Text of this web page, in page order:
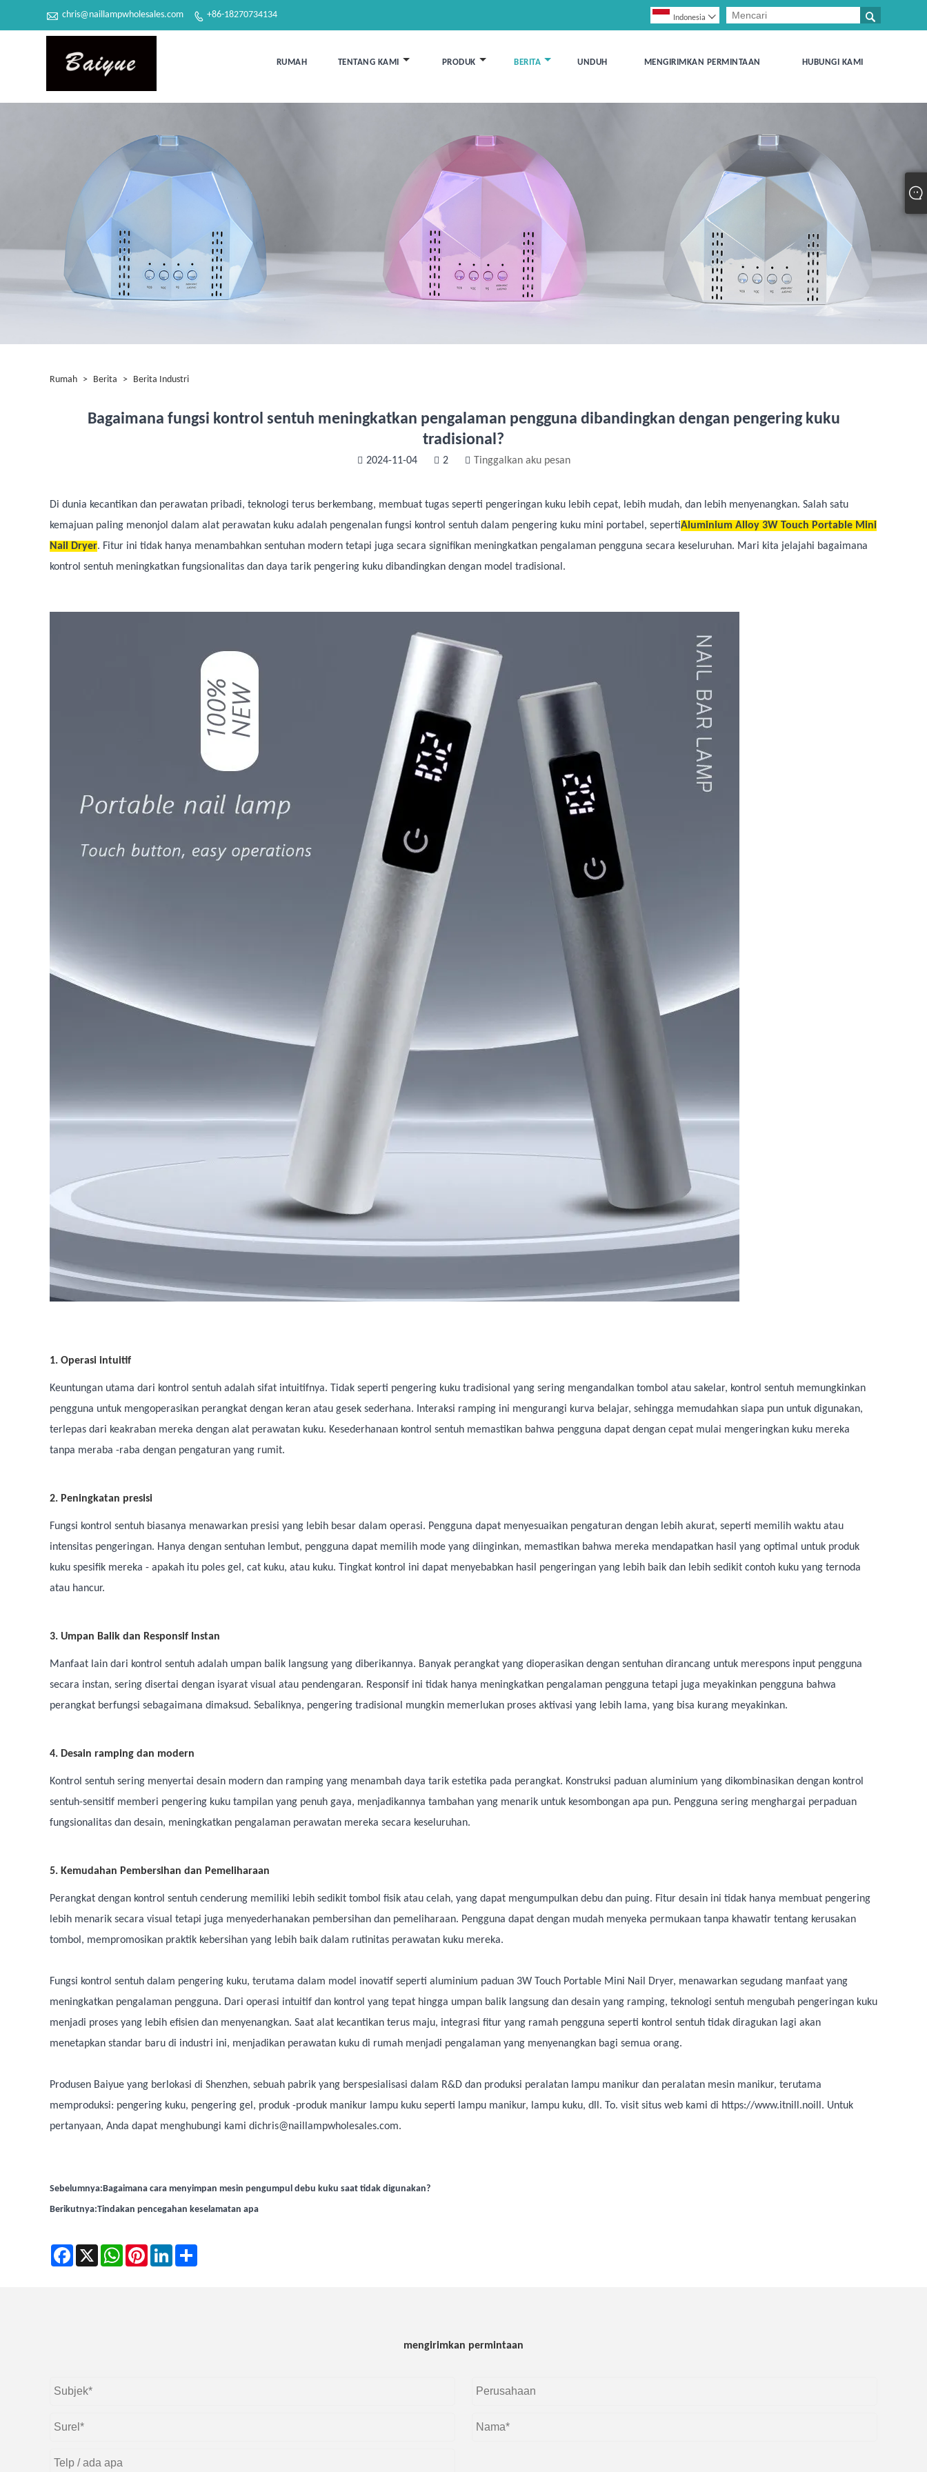
 chris@naillampwholesales.com  +86-18270734134 
Indonesia 
RUMAH TENTANG KAMI PRODUK BERITA UNDUH MENGIRIMKAN PERMINTAAN HUBUNGI KAMI
Rumah > Berita > Berita Industri
Bagaimana fungsi kontrol sentuh meningkatkan pengalaman pengguna dibandingkan dengan pengering kuku
tradisional?
2024-11-04 2 Tinggalkan aku pesan
Di dunia kecantikan dan perawatan pribadi, teknologi terus berkembang, membuat tugas seperti pengeringan kuku lebih cepat, lebih mudah, dan lebih menyenangkan. Salah satu
kemajuan paling menonjol dalam alat perawatan kuku adalah pengenalan fungsi kontrol sentuh dalam pengering kuku mini portabel, sepertiAluminium Alloy 3W Touch Portable Mini
Nail Dryer. Fitur ini tidak hanya menambahkan sentuhan modern tetapi juga secara signifikan meningkatkan pengalaman pengguna secara keseluruhan. Mari kita jelajahi bagaimana
kontrol sentuh meningkatkan fungsionalitas dan daya tarik pengering kuku dibandingkan dengan model tradisional.
1. Operasi intuitif
Keuntungan utama dari kontrol sentuh adalah sifat intuitifnya. Tidak seperti pengering kuku tradisional yang sering mengandalkan tombol atau sakelar, kontrol sentuh memungkinkan
pengguna untuk mengoperasikan perangkat dengan keran atau gesek sederhana. Interaksi ramping ini mengurangi kurva belajar, sehingga memudahkan siapa pun untuk digunakan,
terlepas dari keakraban mereka dengan alat perawatan kuku. Kesederhanaan kontrol sentuh memastikan bahwa pengguna dapat dengan cepat mulai mengeringkan kuku mereka
tanpa meraba -raba dengan pengaturan yang rumit.
2. Peningkatan presisi
Fungsi kontrol sentuh biasanya menawarkan presisi yang lebih besar dalam operasi. Pengguna dapat menyesuaikan pengaturan dengan lebih akurat, seperti memilih waktu atau
intensitas pengeringan. Hanya dengan sentuhan lembut, pengguna dapat memilih mode yang diinginkan, memastikan bahwa mereka mendapatkan hasil yang optimal untuk produk
kuku spesifik mereka - apakah itu poles gel, cat kuku, atau kuku. Tingkat kontrol ini dapat menyebabkan hasil pengeringan yang lebih baik dan lebih sedikit contoh kuku yang ternoda
atau hancur.
3. Umpan Balik dan Responsif Instan
Manfaat lain dari kontrol sentuh adalah umpan balik langsung yang diberikannya. Banyak perangkat yang dioperasikan dengan sentuhan dirancang untuk merespons input pengguna
secara instan, sering disertai dengan isyarat visual atau pendengaran. Responsif ini tidak hanya meningkatkan pengalaman pengguna tetapi juga meyakinkan pengguna bahwa
perangkat berfungsi sebagaimana dimaksud. Sebaliknya, pengering tradisional mungkin memerlukan proses aktivasi yang lebih lama, yang bisa kurang meyakinkan.
4. Desain ramping dan modern
Kontrol sentuh sering menyertai desain modern dan ramping yang menambah daya tarik estetika pada perangkat. Konstruksi paduan aluminium yang dikombinasikan dengan kontrol
sentuh-sensitif memberi pengering kuku tampilan yang penuh gaya, menjadikannya tambahan yang menarik untuk kesombongan apa pun. Pengguna sering menghargai perpaduan
fungsionalitas dan desain, meningkatkan pengalaman perawatan mereka secara keseluruhan.
5. Kemudahan Pembersihan dan Pemeliharaan
Perangkat dengan kontrol sentuh cenderung memiliki lebih sedikit tombol fisik atau celah, yang dapat mengumpulkan debu dan puing. Fitur desain ini tidak hanya membuat pengering
lebih menarik secara visual tetapi juga menyederhanakan pembersihan dan pemeliharaan. Pengguna dapat dengan mudah menyeka permukaan tanpa khawatir tentang kerusakan
tombol, mempromosikan praktik kebersihan yang lebih baik dalam rutinitas perawatan kuku mereka.
Fungsi kontrol sentuh dalam pengering kuku, terutama dalam model inovatif seperti aluminium paduan 3W Touch Portable Mini Nail Dryer, menawarkan segudang manfaat yang
meningkatkan pengalaman pengguna. Dari operasi intuitif dan kontrol yang tepat hingga umpan balik langsung dan desain yang ramping, teknologi sentuh mengubah pengeringan kuku
menjadi proses yang lebih efisien dan menyenangkan. Saat alat kecantikan terus maju, integrasi fitur yang ramah pengguna seperti kontrol sentuh tidak diragukan lagi akan
menetapkan standar baru di industri ini, menjadikan perawatan kuku di rumah menjadi pengalaman yang menyenangkan bagi semua orang.
Produsen Baiyue yang berlokasi di Shenzhen, sebuah pabrik yang berspesialisasi dalam R&D dan produksi peralatan lampu manikur dan peralatan mesin manikur, terutama
memproduksi: pengering kuku, pengering gel, produk -produk manikur lampu kuku seperti lampu manikur, lampu kuku, dll. To. visit situs web kami di https://www.itnill.noill. Untuk
pertanyaan, Anda dapat menghubungi kami dichris@naillampwholesales.com.
Sebelumnya:Bagaimana cara menyimpan mesin pengumpul debu kuku saat tidak digunakan?
Berikutnya:Tindakan pencegahan keselamatan apa
Facebook
X WhatsAppPinterestLinkedIn
mengirimkan permintaan